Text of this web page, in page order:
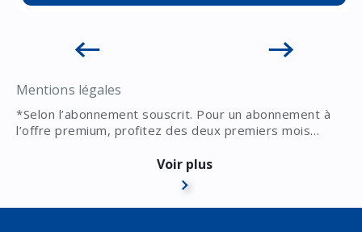
Mentions légales
*Selon l’abonnement souscrit. Pour un abonnement à
l’offre premium, profitez des deux premiers mois
selon les termes du contrat d’abonnement souscrit.
Pour un abonnement à l’offre intégrale, profitez du
premier d’abonnement à 1 €, puis abonnement mensuel
selon les termes du contrat d’abonnement souscrit.
Voir plus